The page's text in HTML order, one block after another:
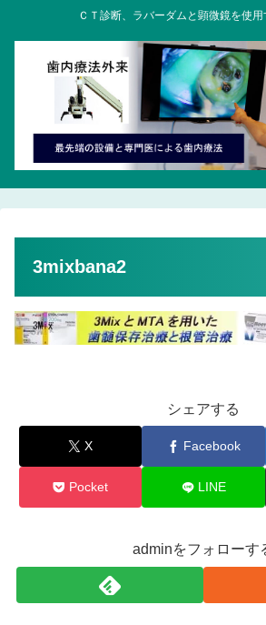
ＣＴ診断、ラバーダムと顕微鏡を使
3mixbana2
シェアする
X Facebook
Pocket LINE
adminをフォローす